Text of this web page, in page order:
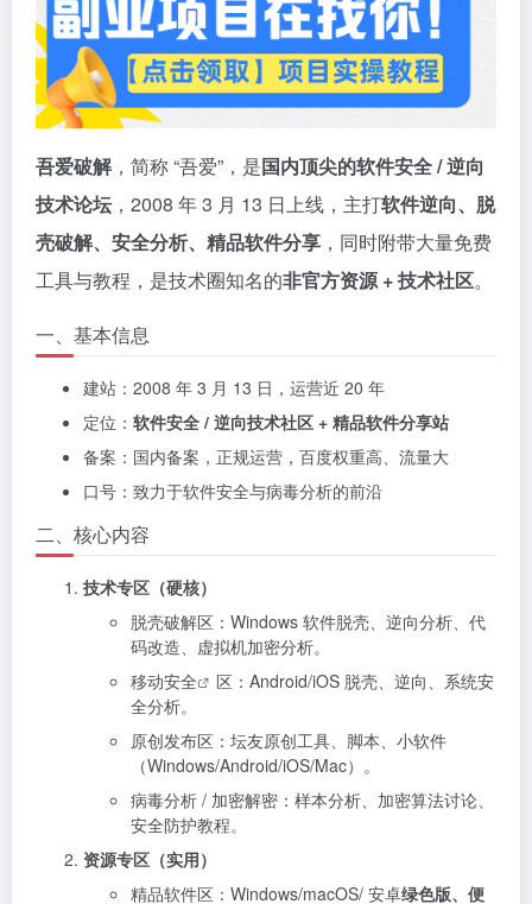
吾爱破解，简称 “吾爱”，是国内顶尖的软件安全 / 逆向
技术论坛 ，2008 年 3 月 13 日上线，主打软件逆向、脱
壳破解、安全分析、精品软件分享 ，同时附带大量免费
工具与教程，是技术圈知名的非官方资源 + 技术社区。
一、基本信息
建站：2008 年 3 月 13 日，运营近 20 年
定位： 软件安全 / 逆向技术社区 + 精品软件分享站
备案：国内备案，正规运营，百度权重高、流量大
口号：致力于软件安全与病毒分析的前沿
二、核心内容
技术专区（硬核）
脱壳破解区：Windows 软件脱壳、逆向分析、代
码改造、虚拟机加密分析。
移动安全
区：Android/iOS 脱壳、逆向、系统安
全分析。
原创发布区：坛友原创工具、脚本、小软件
（Windows/Android/iOS/Mac）。
病毒分析 / 加密解密：样本分析、加密算法讨论、
安全防护教程。
资源专区（实用）
精品软件区：Windows/macOS/ 安卓绿色版、便